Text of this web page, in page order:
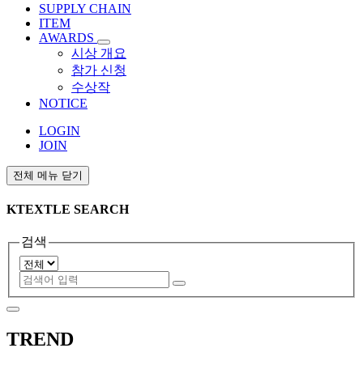
SUPPLY CHAIN
ITEM
AWARDS
시상 개요
참가 신청
수상작
NOTICE
LOGIN
JOIN
전체 메뉴 닫기
KTEXTLE SEARCH
검색
TREND